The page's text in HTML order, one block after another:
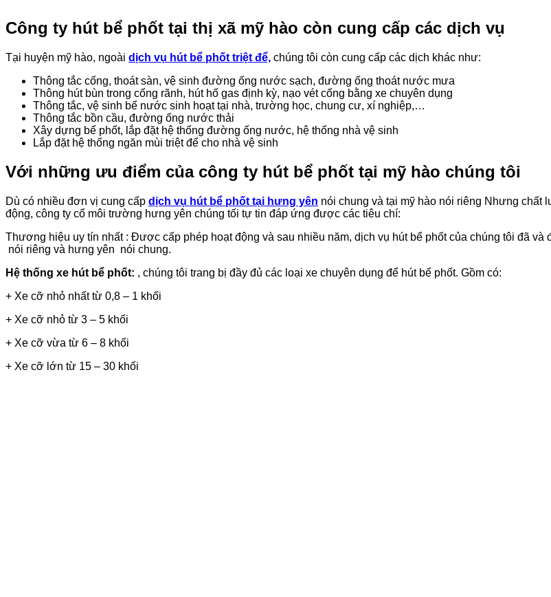
Công ty hút bể phốt tại thị xã mỹ hào còn cung cấp các dịch vụ
Tại huyện mỹ hào, ngoài dịch vụ hút bể phốt triệt để, chúng tôi còn cung cấp các dịch khác như:
Thông tắc cống, thoát sàn, vệ sinh đường ống nước sạch, đường ống thoát nước mưa
Thông hút bùn trong cống rãnh, hút hố gas định kỳ, nạo vét cống bằng xe chuyên dụng
Thông tắc, vệ sinh bể nước sinh hoạt tại nhà, trường học, chung cư, xí nghiệp,…
Thông tắc bồn cầu, đường ống nước thải
Xây dựng bể phốt, lắp đặt hệ thống đường ống nước, hệ thống nhà vệ sinh
Lắp đặt hệ thống ngăn mùi triệt để cho nhà vệ sinh
Với những ưu điểm của công ty hút bể phốt tại mỹ hào chúng tôi
Dù có nhiều đơn vị cung cấp dịch vụ hút bể phốt tại hưng yên nói chung và tại mỹ hào nói riêng Nhưng chất
động, công ty cổ môi trường hưng yên chúng tối tự tin đáp ứng được các tiêu chí:
Thương hiệu uy tín nhất : Được cấp phép hoạt động và sau nhiều năm, dịch vụ hút bể phốt của chúng tôi đã
nói riêng và hưng yên nói chung.
Hệ thống xe hút bể phốt: , chúng tôi trang bị đầy đủ các loại xe chuyên dụng để hút bể phốt. Gồm có:
+ Xe cỡ nhỏ nhất từ 0,8 – 1 khối
+ Xe cỡ nhỏ từ 3 – 5 khối
+ Xe cỡ vừa từ 6 – 8 khối
+ Xe cỡ lớn từ 15 – 30 khối